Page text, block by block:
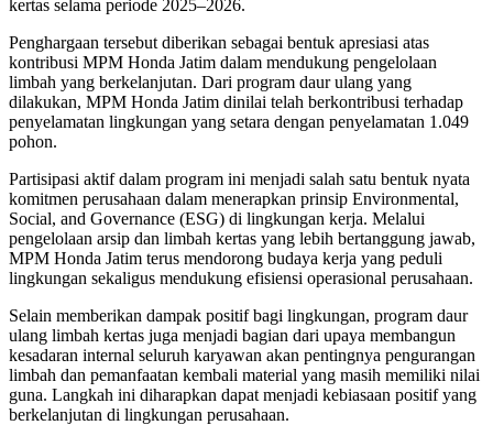
kertas selama periode 2025–2026.
Penghargaan tersebut diberikan sebagai bentuk apresiasi atas
kontribusi MPM Honda Jatim dalam mendukung pengelolaan
limbah yang berkelanjutan. Dari program daur ulang yang
dilakukan, MPM Honda Jatim dinilai telah berkontribusi terhadap
penyelamatan lingkungan yang setara dengan penyelamatan 1.049
pohon.
Partisipasi aktif dalam program ini menjadi salah satu bentuk nyata
komitmen perusahaan dalam menerapkan prinsip Environmental,
Social, and Governance (ESG) di lingkungan kerja. Melalui
pengelolaan arsip dan limbah kertas yang lebih bertanggung jawab,
MPM Honda Jatim terus mendorong budaya kerja yang peduli
lingkungan sekaligus mendukung efisiensi operasional perusahaan.
Selain memberikan dampak positif bagi lingkungan, program daur
ulang limbah kertas juga menjadi bagian dari upaya membangun
kesadaran internal seluruh karyawan akan pentingnya pengurangan
limbah dan pemanfaatan kembali material yang masih memiliki nilai
guna. Langkah ini diharapkan dapat menjadi kebiasaan positif yang
berkelanjutan di lingkungan perusahaan.